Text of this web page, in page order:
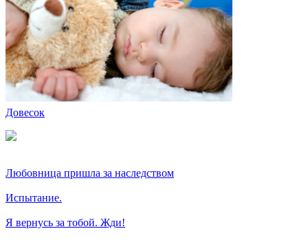
Довесок
Любовница пришла за наследством
Испытание.
Я вернусь за тобой. Жди!